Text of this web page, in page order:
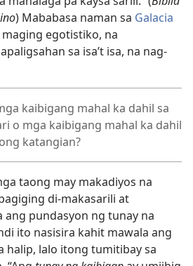
) Mababasa naman sa Galacia
maging egotistiko, na
sa isa’t isa, na nag-
kaibigang mahal ka dahil sa
o mga kaibigang mahal ka dahil
katangian?
taong may makadiyos na
di-makasarili at
ang pundasyon ng tunay na
ito nasisira kahit mawala ang
halip, lalo itong tumitibay sa